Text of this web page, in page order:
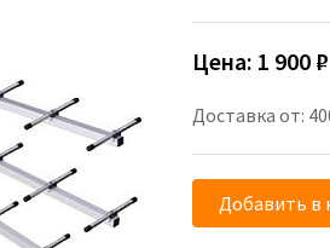
Цена: 1 900 ₽
Доставка от:
Добавить в